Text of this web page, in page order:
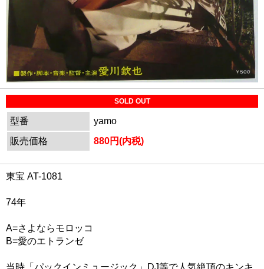
SOLD OUT
型番
yamo
販売価格
880円(内税)
東宝 AT-1081
74年
A=さよならモロッコ
B=愛のエトランゼ
当時「パックインミュージック」DJ等で人気絶頂のキンキ